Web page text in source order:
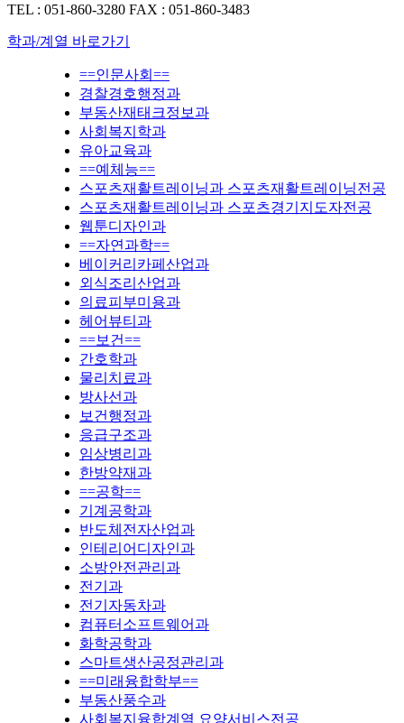
TEL : 051-860-3280 FAX : 051-860-3483
학과/계열 바로가기
==인문사회==
경찰경호행정과
부동산재태크정보과
사회복지학과
유아교육과
==예체능==
스포츠재활트레이닝과 스포츠재활트레이닝전공
스포츠재활트레이닝과 스포츠경기지도자전공
웹툰디자인과
==자연과학==
베이커리카페산업과
외식조리산업과
의료피부미용과
헤어뷰티과
==보건==
간호학과
물리치료과
방사선과
보건행정과
응급구조과
임상병리과
한방약재과
==공학==
기계공학과
반도체전자산업과
인테리어디자인과
소방안전관리과
전기과
전기자동차과
컴퓨터소프트웨어과
화학공학과
스마트생산공정관리과
==미래융합학부==
부동산풍수과
사회복지융합계열 요양서비스전공